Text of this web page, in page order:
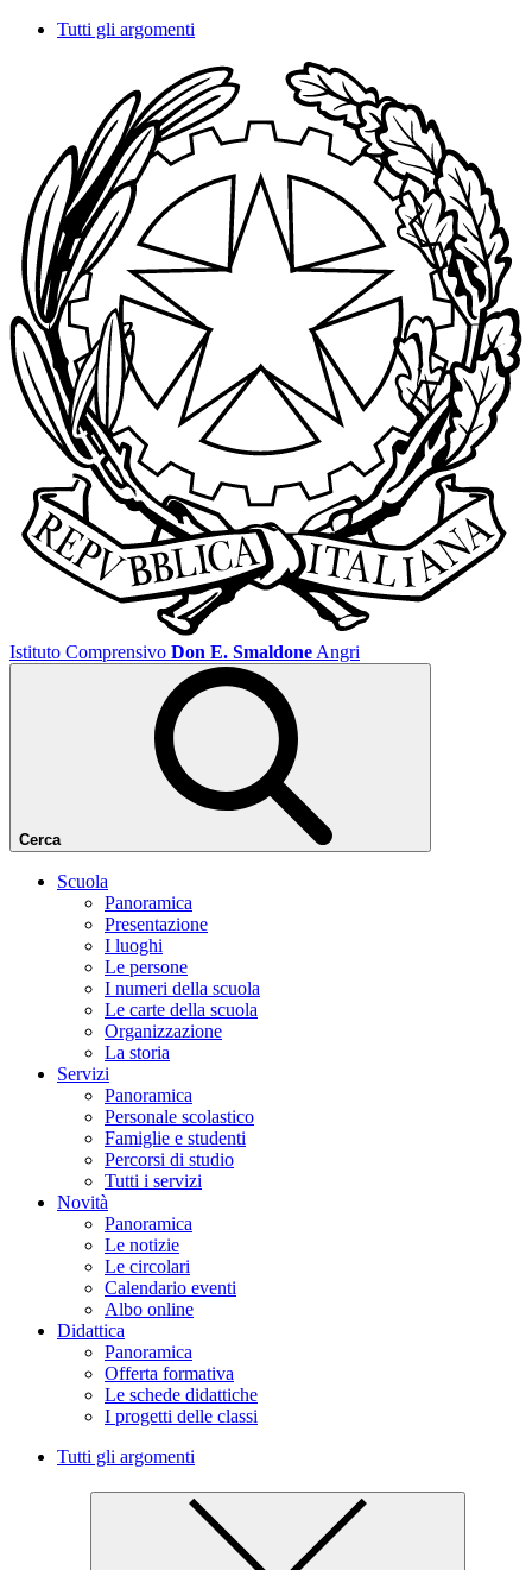
Tutti gli argomenti
Istituto Comprensivo Don E. Smaldone Angri
Cerca
Scuola
Panoramica
Presentazione
I luoghi
Le persone
I numeri della scuola
Le carte della scuola
Organizzazione
La storia
Servizi
Panoramica
Personale scolastico
Famiglie e studenti
Percorsi di studio
Tutti i servizi
Novità
Panoramica
Le notizie
Le circolari
Calendario eventi
Albo online
Didattica
Panoramica
Offerta formativa
Le schede didattiche
I progetti delle classi
Tutti gli argomenti